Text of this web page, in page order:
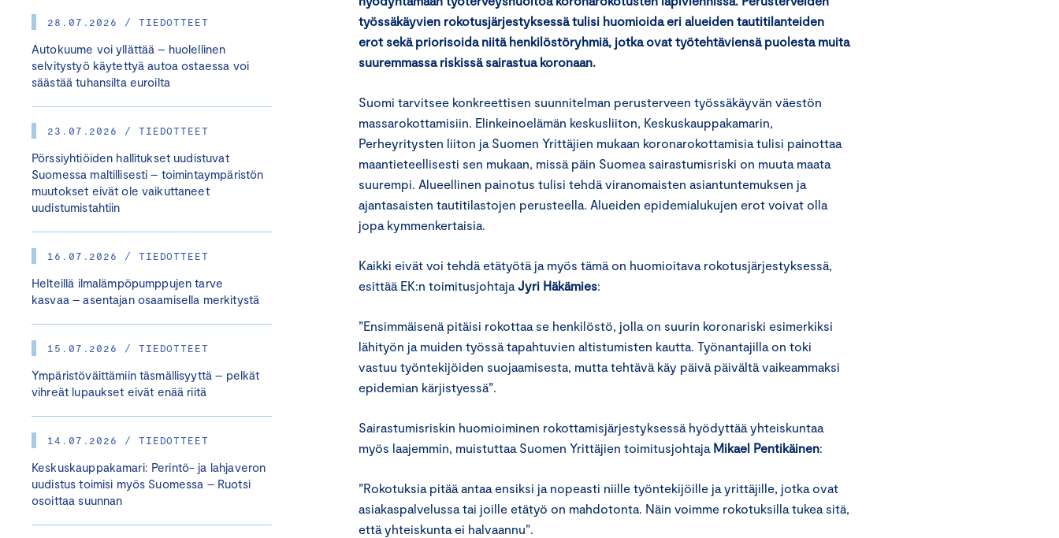
28.07.2026 / TIEDOTTEET
Autokuume voi yllättää – huolellinen
selvitystyö käytettyä autoa ostaessa voi
säästää tuhansilta euroilta
23.07.2026 / TIEDOTTEET
Pörssiyhtiöiden hallitukset uudistuvat
Suomessa maltillisesti – toimintaympäristön
muutokset eivät ole vaikuttaneet
uudistumistahtiin
16.07.2026 / TIEDOTTEET
Helteillä ilmalämpöpumppujen tarve
kasvaa – asentajan osaamisella merkitystä
15.07.2026 / TIEDOTTEET
Ympäristöväittämiin täsmällisyyttä – pelkät
vihreät lupaukset eivät enää riitä
14.07.2026 / TIEDOTTEET
Keskuskauppakamari: Perintö- ja lahjaveron
uudistus toimisi myös Suomessa – Ruotsi
osoittaa suunnan
työssäkäyvien rokotusjärjestyksessä tulisi huomioida eri alueiden tautitilanteiden
erot sekä priorisoida niitä henkilöstöryhmiä, jotka ovat työtehtäviensä puolesta muita
suuremmassa riskissä sairastua koronaan.
Suomi tarvitsee konkreettisen suunnitelman perusterveen työssäkäyvän väestön
massarokottamisiin. Elinkeinoelämän keskusliiton, Keskuskauppakamarin,
Perheyritysten liiton ja Suomen Yrittäjien mukaan koronarokottamisia tulisi painottaa
maantieteellisesti sen mukaan, missä päin Suomea sairastumisriski on muuta maata
suurempi. Alueellinen painotus tulisi tehdä viranomaisten asiantuntemuksen ja
ajantasaisten tautitilastojen perusteella. Alueiden epidemialukujen erot voivat olla
jopa kymmenkertaisia.
Kaikki eivät voi tehdä etätyötä ja myös tämä on huomioitava rokotusjärjestyksessä,
esittää EK:n toimitusjohtaja Jyri Häkämies:
”Ensimmäisenä pitäisi rokottaa se henkilöstö, jolla on suurin koronariski esimerkiksi
lähityön ja muiden työssä tapahtuvien altistumisten kautta. Työnantajilla on toki
vastuu työntekijöiden suojaamisesta, mutta tehtävä käy päivä päivältä vaikeammaksi
epidemian kärjistyessä”.
Sairastumisriskin huomioiminen rokottamisjärjestyksessä hyödyttää yhteiskuntaa
myös laajemmin, muistuttaa Suomen Yrittäjien toimitusjohtaja Mikael Pentikäinen:
”Rokotuksia pitää antaa ensiksi ja nopeasti niille työntekijöille ja yrittäjille, jotka ovat
asiakaspalvelussa tai joille etätyö on mahdotonta. Näin voimme rokotuksilla tukea sitä,
että yhteiskunta ei halvaannu”.